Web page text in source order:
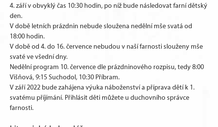
4. září v obvyklý čas 10:30 hodin, po níž bude následovat farní dětský
den.
V době letních prázdnin nebude sloužena nedělní mše svatá od
18:00 hodin.
V době od 4. do 16. července nebudou v naší farnosti slouženy mše
svaté ve všední dny.
Nedělní program 10. července dle prázdninového rozpisu, tedy 8:00
Višňová, 9:15 Suchodol, 10:30 Příbram.
V září 2022 bude zahájena výuka náboženství a příprava dětí k 1.
svatému příjímání. Přihlásit děti můžete u duchovního správce
farnosti.